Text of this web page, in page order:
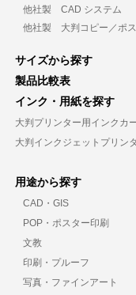
他社製 CAD システム
他社製 大判コピー／ポ
サイズから探す
製品比較表
インク・用紙を探す
大判プリンター用インクカ
大判インクジェットプリン
用途から探す
CAD・GIS
POP・ポスター印刷
文教
印刷・プルーフ
写真・ファインアート